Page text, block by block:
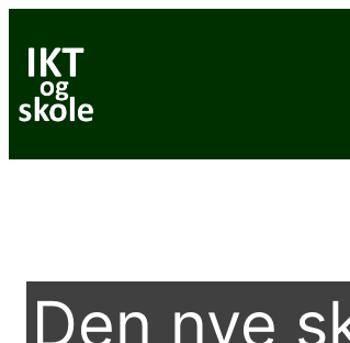
innhold
Den nye